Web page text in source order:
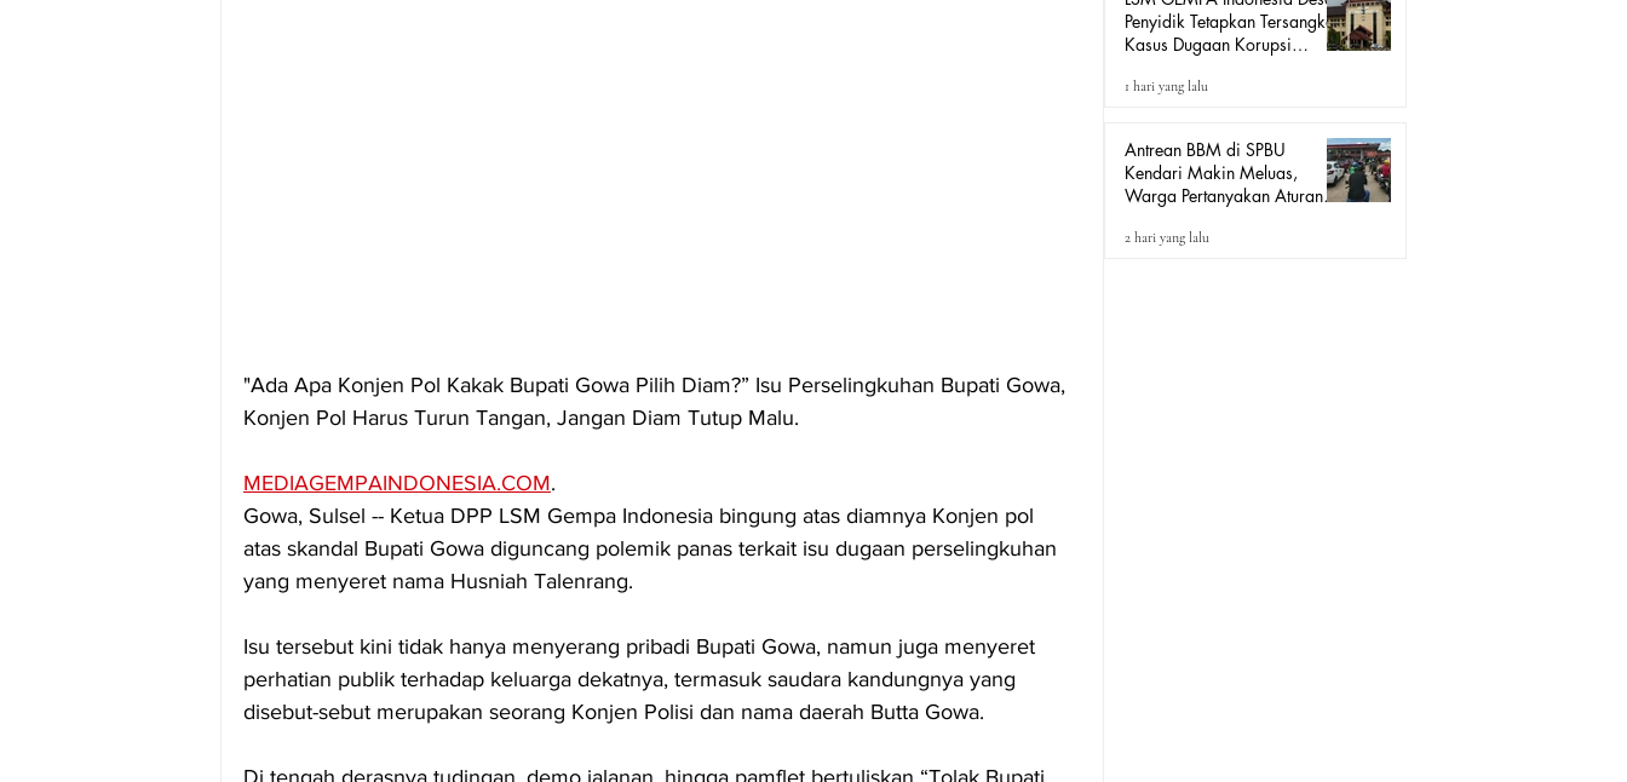
"Ada Apa Konjen Pol Kakak Bupati Gowa Pilih Diam?” Isu Perselingkuhan Bupati Gowa,
Konjen Pol Harus Turun Tangan, Jangan Diam Tutup Malu.
MEDIAGEMPAINDONESIA.COM.
Gowa, Sulsel -- Ketua DPP LSM Gempa Indonesia bingung atas diamnya Konjen pol
atas skandal Bupati Gowa diguncang polemik panas terkait isu dugaan perselingkuhan
yang menyeret nama Husniah Talenrang.
Isu tersebut kini tidak hanya menyerang pribadi Bupati Gowa, namun juga menyeret
perhatian publik terhadap keluarga dekatnya, termasuk saudara kandungnya yang
disebut-sebut merupakan seorang Konjen Polisi dan nama daerah Butta Gowa.
Di tengah derasnya tudingan, demo jalanan, hingga pamflet bertuliskan “Tolak Bupati
Penyidik Tetapkan Tersangka
Kasus Dugaan Korupsi
Milyar, Yang Seret Diduga
1 hari yang lalu
Antrean BBM di SPBU
Kendari Makin Meluas,
Warga Pertanyakan Aturan
“Tander”
2 hari yang lalu